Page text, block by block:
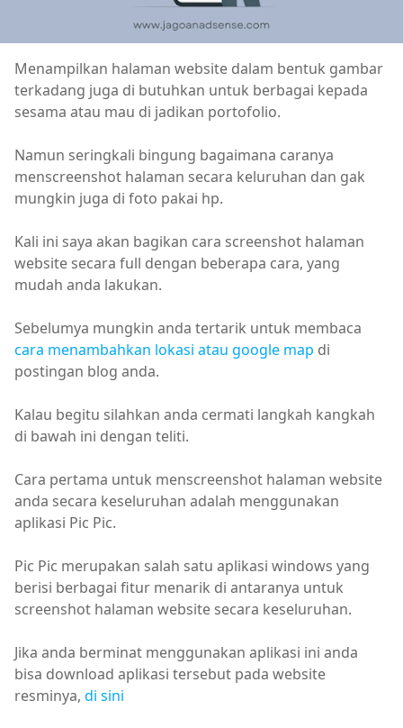
Menampilkan halaman website dalam bentuk gambar
terkadang juga di butuhkan untuk berbagai kepada
sesama atau mau di jadikan portofolio.
Namun seringkali bingung bagaimana caranya
menscreenshot halaman secara keluruhan dan gak
mungkin juga di foto pakai hp.
Kali ini saya akan bagikan cara screenshot halaman
website secara full dengan beberapa cara, yang
mudah anda lakukan.
Sebelumya mungkin anda tertarik untuk membaca
cara menambahkan lokasi atau google map di
postingan blog anda.
Kalau begitu silahkan anda cermati langkah kangkah
di bawah ini dengan teliti.
Cara pertama untuk menscreenshot halaman website
anda secara keseluruhan adalah menggunakan
aplikasi Pic Pic.
Pic Pic merupakan salah satu aplikasi windows yang
berisi berbagai fitur menarik di antaranya untuk
screenshot halaman website secara keseluruhan.
Jika anda berminat menggunakan aplikasi ini anda
bisa download aplikasi tersebut pada website
resminya, di sini